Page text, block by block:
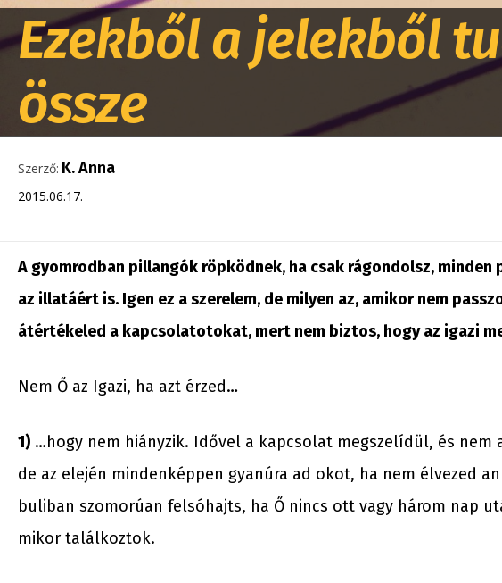
Ezekből a jelekből
össze
Szerző: K. Anna
2015.06.17.
A gyomrodban pillangók röpködnek, ha csak rágondolsz, minden
az illatáért is. Igen ez a szerelem, de milyen az, amikor nem
átértékeled a kapcsolatotokat, mert nem biztos, hogy az igazi
Nem Ő az Igazi, ha azt érzed…
1) …hogy nem hiányzik. Idővel a kapcsolat megszelídül, és
de az elején mindenképpen gyanúra ad okot, ha nem élvezed
buliban szomorúan felsóhajts, ha Ő nincs ott vagy három nap
mikor találkoztok.